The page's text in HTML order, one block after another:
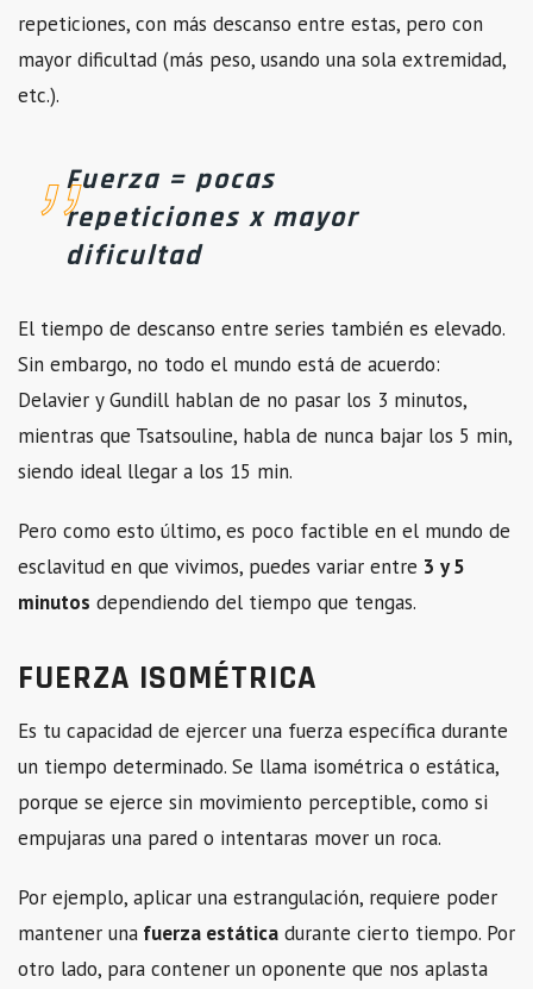
repeticiones, con más descanso entre estas, pero con
mayor dificultad (más peso, usando una sola extremidad,
etc.).
Fuerza = pocas
repeticiones x mayor
dificultad
El tiempo de descanso entre series también es elevado.
Sin embargo, no todo el mundo está de acuerdo:
Delavier y Gundill hablan de no pasar los 3 minutos,
mientras que Tsatsouline, habla de nunca bajar los 5 min,
siendo ideal llegar a los 15 min.
Pero como esto último, es poco factible en el mundo de
esclavitud en que vivimos, puedes variar entre 3 y 5
minutos dependiendo del tiempo que tengas.
FUERZA ISOMÉTRICA
Es tu capacidad de ejercer una fuerza específica durante
un tiempo determinado. Se llama isométrica o estática,
porque se ejerce sin movimiento perceptible, como si
empujaras una pared o intentaras mover un roca.
Por ejemplo, aplicar una estrangulación, requiere poder
mantener una fuerza estática durante cierto tiempo. Por
otro lado, para contener un oponente que nos aplasta